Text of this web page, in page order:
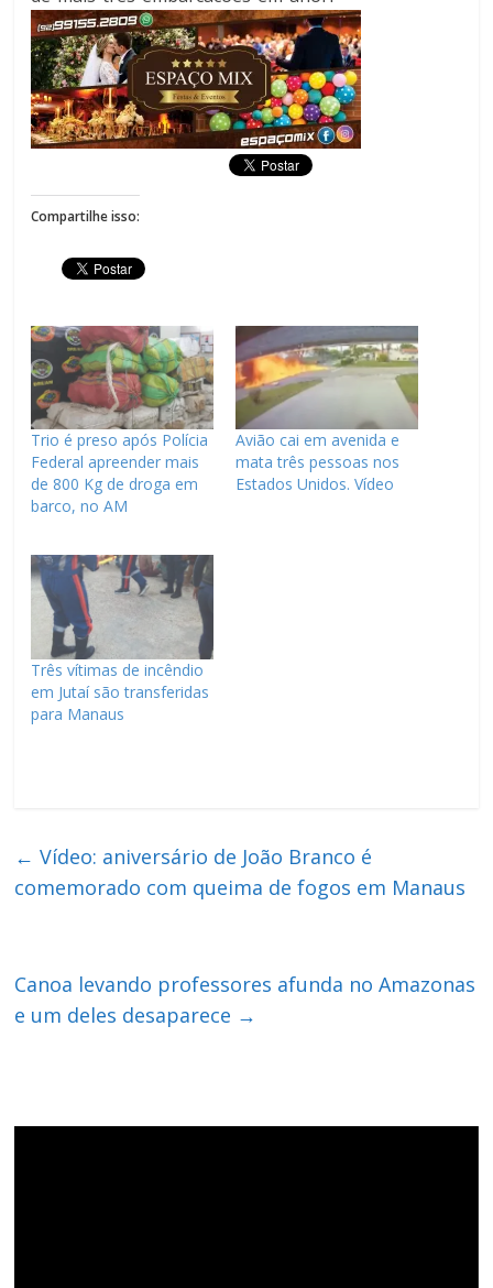
Compartilhe isso:
Trio é preso após Polícia
Federal apreender mais
de 800 Kg de droga em
barco, no AM
Avião cai em avenida e
mata três pessoas nos
Estados Unidos. Vídeo
Três vítimas de incêndio
em Jutaí são transferidas
para Manaus
← Vídeo: aniversário de João Branco é
comemorado com queima de fogos em Manaus
Canoa levando professores afunda no Amazonas
e um deles desaparece →